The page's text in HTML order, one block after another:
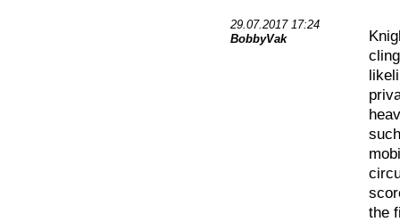
29.07.2017 17:24
BobbyVak
the